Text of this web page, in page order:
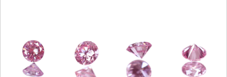
お買い物を続ける